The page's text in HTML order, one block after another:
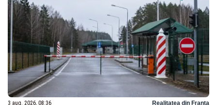
3 aug. 2026, 08:36 Realitatea din Franta